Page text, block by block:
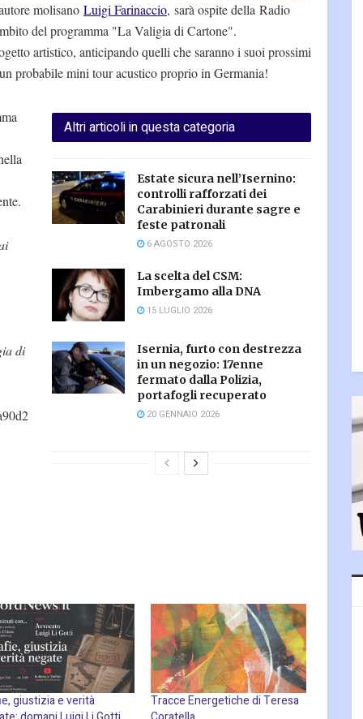
molisano Luigi Farinaccio, sarà ospite della Radio
del programma "La Valigia di Cartone".
artistico, anticipando quelli che saranno i suoi prossimi
probabile mini tour acustico proprio in Germania!
Altri articoli in questa categoria
Estate sicura nell’Isernino:
controlli rafforzati dei
Carabinieri durante sagre e
feste patronali
6 AGOSTO 2026
La scelta del CSM:
Imbergamo alla DNA
15 LUGLIO 2026
Isernia, furto con destrezza
in un negozio: 17enne
fermato dalla Polizia,
portafogli recuperato
20 GENNAIO 2026
di
giustizia e verità
Tracce Energetiche di Teresa